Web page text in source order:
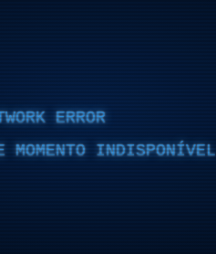
ERROR
MOMENTO INDISPONÍVEL